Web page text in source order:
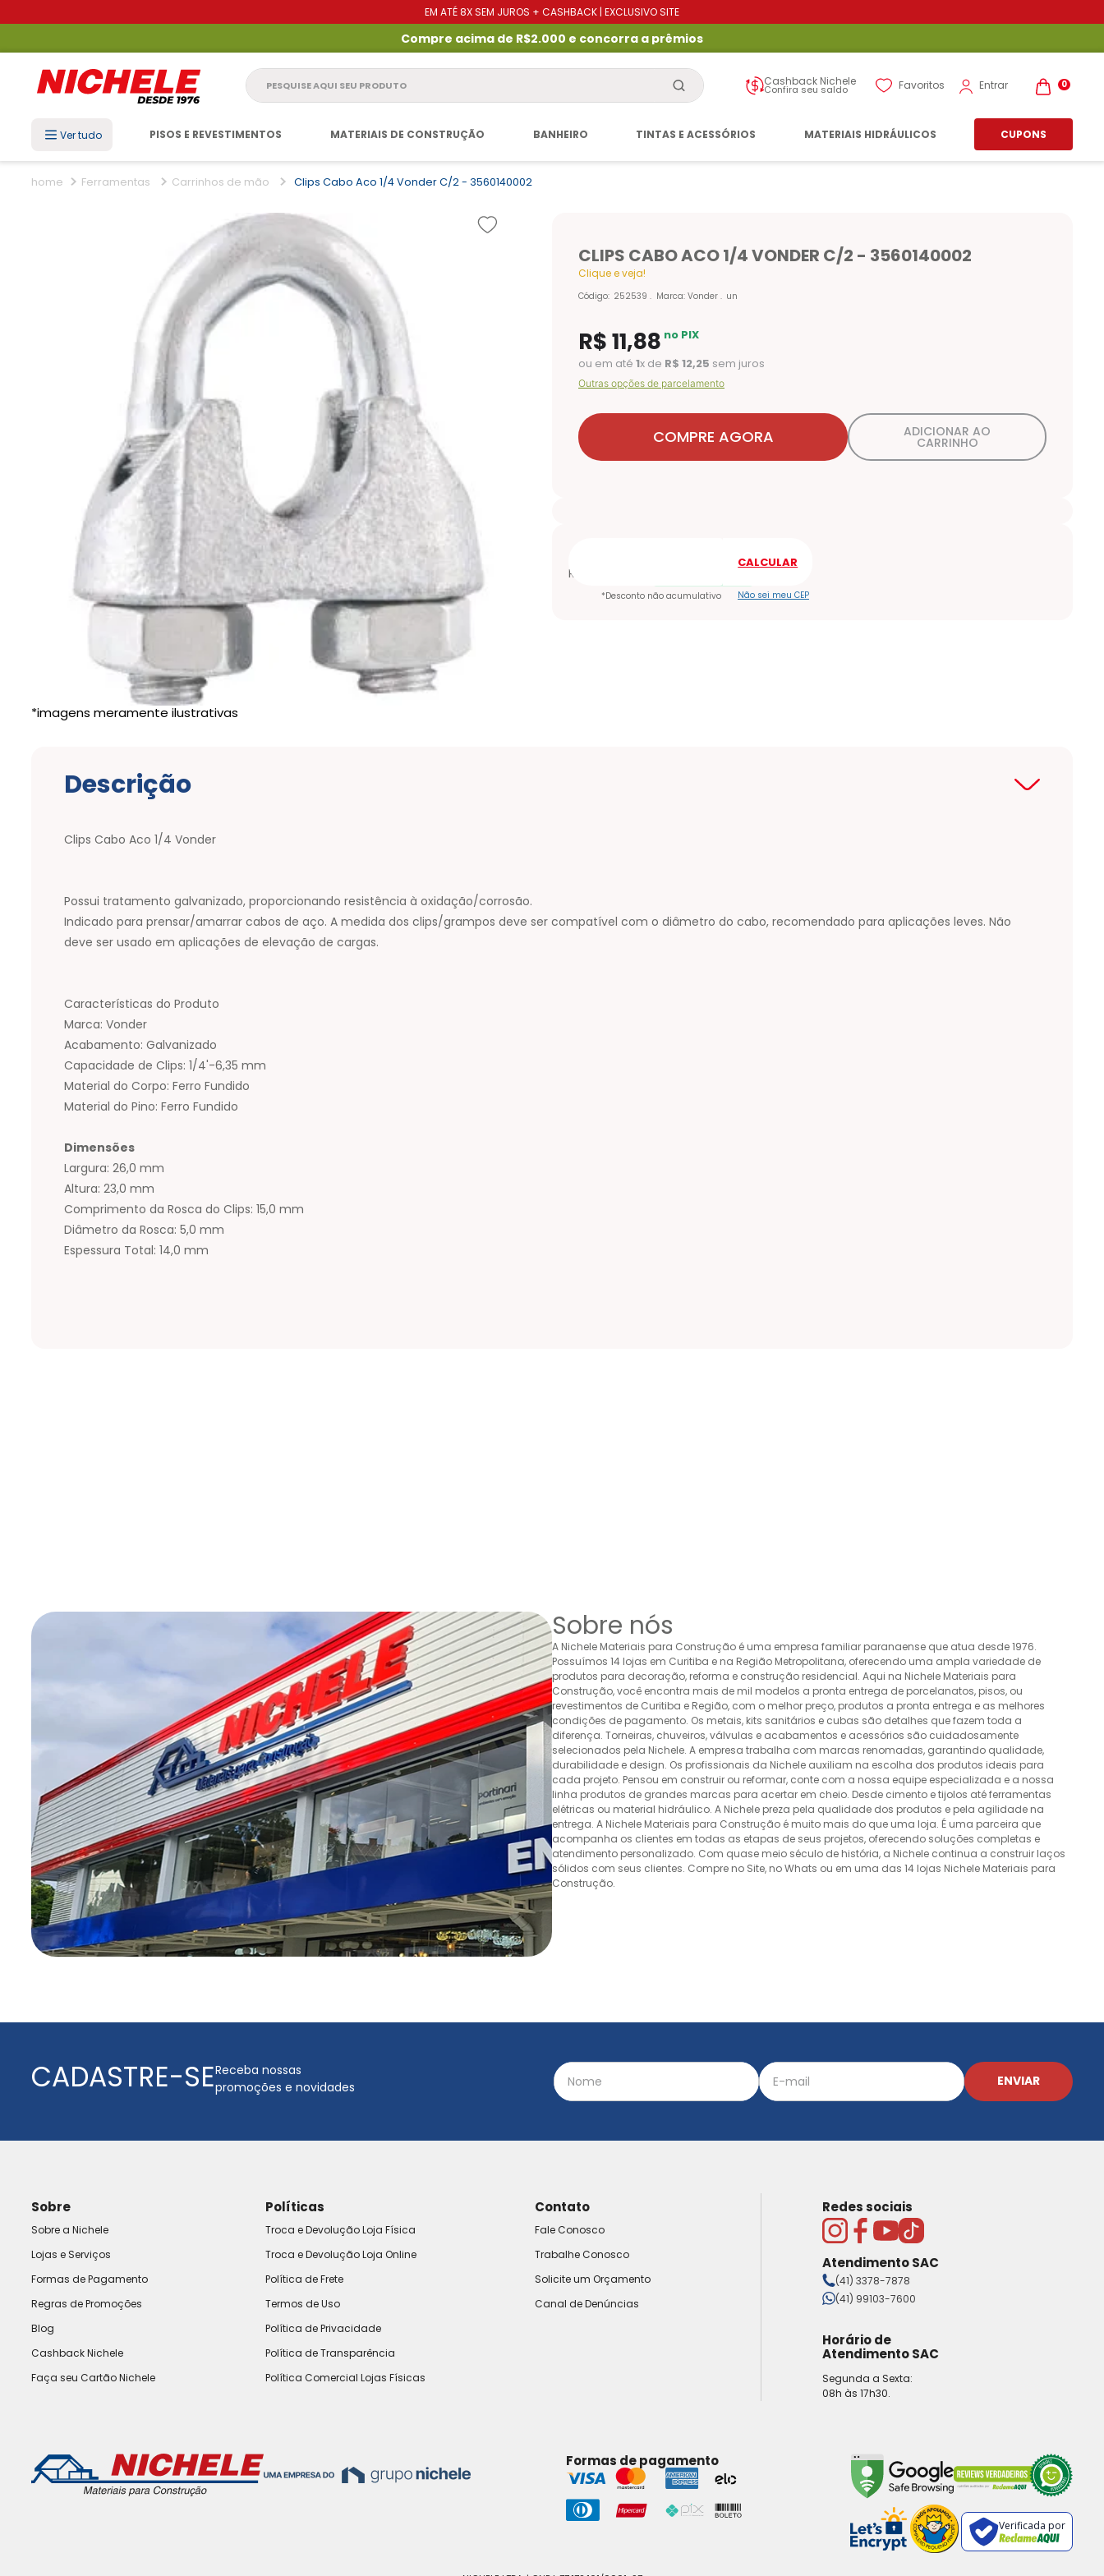
EM ATÉ 8X SEM JUROS + CASHBACK | EXCLUSIVO SITE
Compre acima de R$2.000 e concorra a prêmios
Pesquise aqui seu produto Cashback Nichele
Confira seu saldo Favoritos Entrar 0
Ver tudo PISOS E REVESTIMENTOS MATERIAIS DE CONSTRUÇÃO BANHEIRO TINTAS E ACESSÓRIOS MATERIAIS HIDRÁULICOS CUPONS
Ferramentas Carrinhos de mão Clips Cabo Aco 1/4 Vonder C/2 - 3560140002
CLIPS CABO ACO 1/4 VONDER C/2 - 3560140002
Clique e veja!
Código: 252539 Marca: Vonder un
R$11,88 no PIX
ou em até 1x de R$ 12,25 sem juros
Outras opções de parcelamento
COMPRE AGORA ADICIONAR AO
CARRINHO
Não sei meu CEP
Descrição
Clips Cabo Aco 1/4 Vonder
Possui tratamento galvanizado, proporcionando resistência à oxidação/corrosão.
Indicado para prensar/amarrar cabos de aço. A medida dos clips/grampos deve ser compatível com o diâmetro do cabo, recomendado para aplicações leves. Não
deve ser usado em aplicações de elevação de cargas.
Características do Produto
Marca: Vonder
Acabamento: Galvanizado
Capacidade de Clips: 1/4'-6,35 mm
Material do Corpo: Ferro Fundido
Material do Pino: Ferro Fundido
Dimensões
Largura: 26,0 mm
Altura: 23,0 mm
Comprimento da Rosca do Clips: 15,0 mm
Diâmetro da Rosca: 5,0 mm
Espessura Total: 14,0 mm
Sobre nós
A Nichele Materiais para Construção é uma empresa familiar paranaense que atua desde 1976.
Possuímos 14 lojas em Curitiba e na Região Metropolitana, oferecendo uma ampla variedade de
produtos para decoração, reforma e construção residencial. Aqui na Nichele Materiais para
Construção, você encontra mais de mil modelos a pronta entrega de porcelanatos, pisos, ou
revestimentos de Curitiba e Região, com o melhor preço, produtos a pronta entrega e as melhores
condições de pagamento. Os metais, kits sanitários e cubas são detalhes que fazem toda a
diferença. Torneiras, chuveiros, válvulas e acabamentos e acessórios são cuidadosamente
selecionados pela Nichele. A empresa trabalha com marcas renomadas, garantindo qualidade,
durabilidade e design. Os profissionais da Nichele auxiliam na escolha dos produtos ideais para
cada projeto. Pensou em construir ou reformar, conte com a nossa equipe especializada e a nossa
linha produtos de grandes marcas para acertar em cheio. Desde cimento e tijolos até ferramentas
elétricas ou material hidráulico. A Nichele preza pela qualidade dos produtos e pela agilidade na
entrega. A Nichele Materiais para Construção é muito mais do que uma loja. É uma parceira que
acompanha os clientes em todas as etapas de seus projetos, oferecendo soluções completas e
atendimento personalizado. Com quase meio século de história, a Nichele continua a construir laços
sólidos com seus clientes. Compre no Site, no Whats ou em uma das 14 lojas Nichele Materiais para
Construção.
CADASTRE-SEReceba nossas
promoções e novidades
ENVIAR
Sobre
Sobre a Nichele
Lojas e Serviços
Formas de Pagamento
Regras de Promoções
Blog
Cashback Nichele
Faça seu Cartão Nichele
Políticas
Troca e Devolução Loja Física
Troca e Devolução Loja Online
Política de Frete
Termos de Uso
Política de Privacidade
Política de Transparência
Política Comercial Lojas Físicas
Contato
Fale Conosco
Trabalhe Conosco
Solicite um Orçamento
Canal de Denúncias
Redes sociais
Atendimento SAC
(41) 3378-7878
(41) 99103-7600
Horário de
Atendimento SAC
Segunda a Sexta:
08h às 17h30.
Formas de pagamento
Verificada por